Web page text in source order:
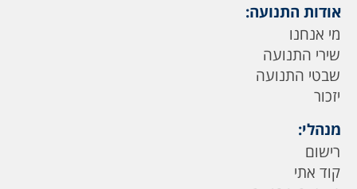
אודות התנועה:
מי אנחנו
שירי התנועה
שבטי התנועה
יזכור
מנהלי:
רישום
קוד אתי